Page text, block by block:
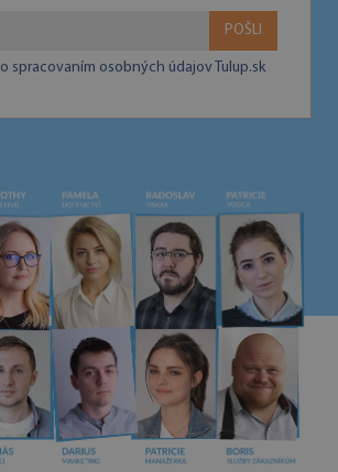
POŠLI
spracovaním osobných údajov Tulup.sk